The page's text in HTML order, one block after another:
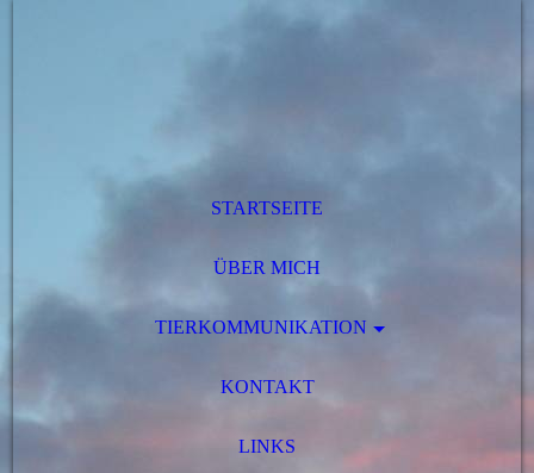
STARTSEITE
ÜBER MICH
TIERKOMMUNIKATION
KONTAKT
LINKS